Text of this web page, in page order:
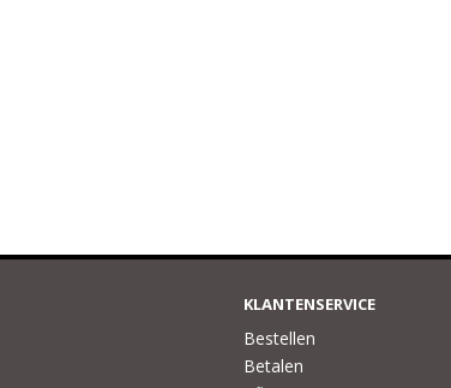
KLANTENSERVICE
Bestellen
Betalen